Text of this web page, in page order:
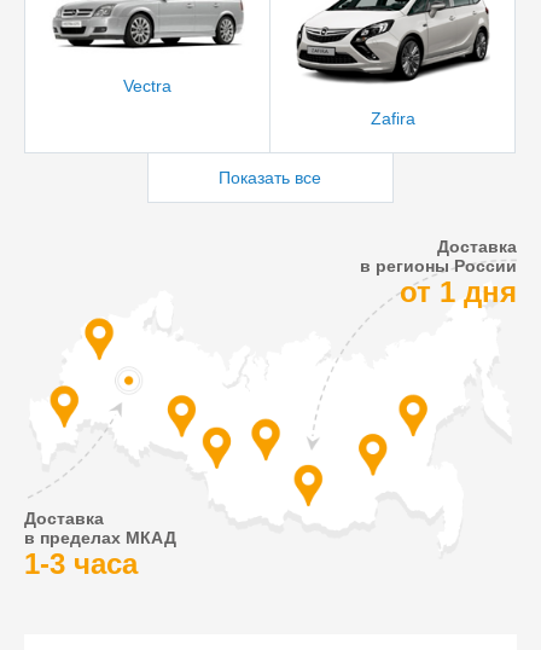
Vectra
Zafira
Показать все
Доставка
в пределах МКАД
1-3 часа
Доставка
в регионы России
от 1 дня